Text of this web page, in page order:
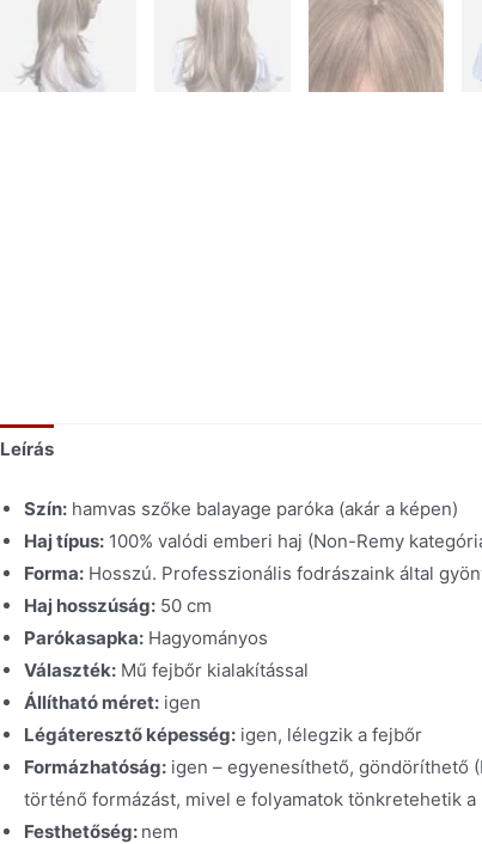
Leírás
Szín: hamvas szőke balayage paróka (akár a képen)
Haj típus: 100% valódi emberi haj (Non-Remy
Forma: Hosszú. Professzionális fodrászaink által
Haj hosszúság: 50 cm
Parókasapka: Hagyományos
Választék: Mű fejbőr kialakítással
Állítható méret: igen
Légáteresztő képesség: igen, lélegzik a fejbőr
Formázhatóság: igen – egyenesíthető, göndöríthető
történő formázást, mivel e folyamatok tönkretehetik
Festhetőség: nem